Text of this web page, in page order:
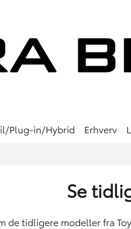
Plug-in/Hybrid Erhverv
Se
de tidligere modeller fra